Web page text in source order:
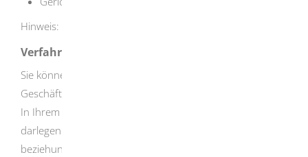
Hinweis: Kaufinteressenten sind nicht antragsberechtigt.
Verfahrensablauf
Sie können die Grundstückswertermittlung bei der
Geschäftsstelle des Gutachterausschusses beantragen.
In Ihrem Antrag müssen Sie Ihre Berechtigung dazu
darlegen. Teilen Sie mit, welches Grundstück
beziehungsweise welches Recht an welchem Grundstück